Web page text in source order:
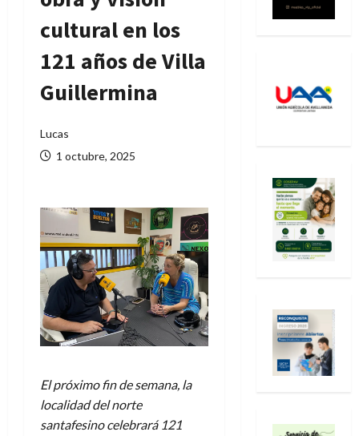
cultural en los
121 años de Villa
Guillermina
Lucas
1 octubre, 2025
El próximo fin de semana, la
localidad del norte
santafesino celebrará 121